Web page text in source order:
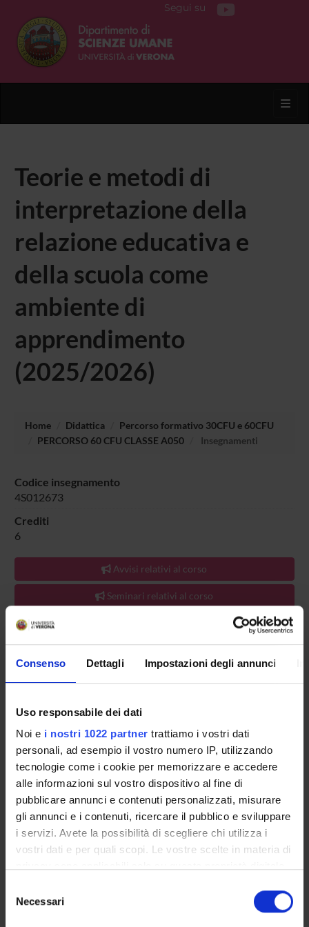
Consenso Dettagli Impostazioni degli annunci
Uso responsabile dei dati
Noi e i nostri 1022 partner trattiamo i vostri dati
personali, ad esempio il vostro numero IP, utilizzando
tecnologie come i cookie per memorizzare e accedere
alle informazioni sul vostro dispositivo al fine di
pubblicare annunci e contenuti personalizzati, misurare
gli annunci e i contenuti, ricercare il pubblico e sviluppare
i servizi. Avete la possibilità di scegliere chi utilizza i
vostri dati e per quali scopi. Le vostre scelte in materia di
modificare o revocare il proprio consenso in qualsiasi
momento dalla Dichiarazione sui cookie o facendo clic
delNecessari
Segui su
Teorie e metodi di
interpretazione della
relazione educativa e
della scuola come
ambiente di
apprendimento
(2025/2026)
Home Didattica
Percorso formativo 30CFU e 60CFU
PERCORSO 60 CFU CLASSE A050
Insegnamenti
Codice insegnamento
4S012673
Crediti
6
Avvisi relativi al corso
Seminari relativi al corso
Teorie e
metodi di interpretazione della relazione educativa e
della scuola come ambiente di apprendimento
(2025/2026) - PERCORSO 60 CFU CLASSE A026
Presentazione
Come iscriversi
Insegnamenti
Calendario didattico
Orario lezioni
Piani didattici
Calendario esami
Bacheca avvisi
Docenti